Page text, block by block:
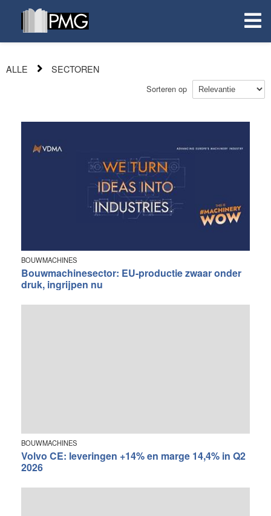
ALLE SECTOREN
Sorteren op
BOUWMACHINES
Bouwmachinesector: EU-productie zwaar onder
druk, ingrijpen nu
BOUWMACHINES
Volvo CE: leveringen +14% en marge 14,4% in Q2
2026